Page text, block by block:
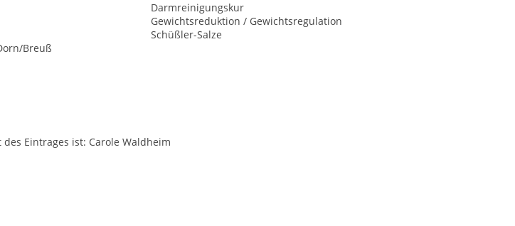
Darmreinigungskur
Gewichtsreduktion / Gewichtsregulation
Schüßler-Salze
Breuß
Eintrages ist: Carole Waldheim